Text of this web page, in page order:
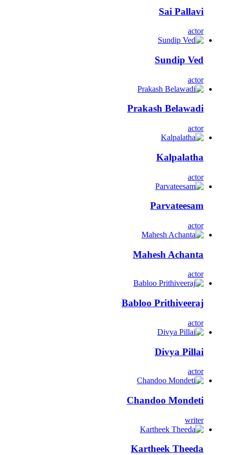
Sai Pallavi
actor
Sundip Ved
actor
Prakash Belawadi
actor
Kalpalatha
actor
Parvateesam
actor
Mahesh Achanta
actor
Babloo Prithiveeraj
actor
Divya Pillai
actor
Chandoo Mondeti
writer
Kartheek Theeda